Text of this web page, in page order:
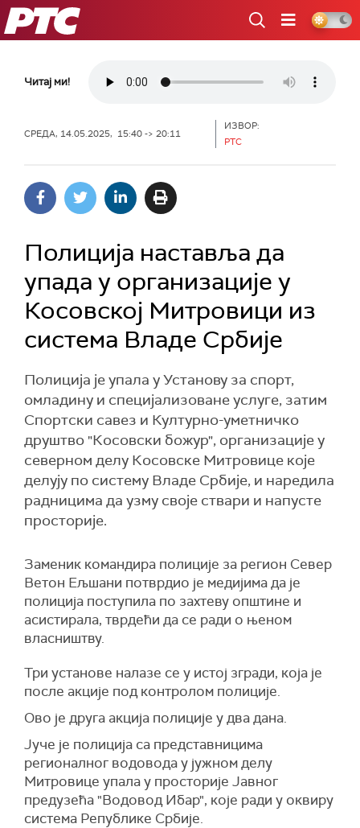
РТС
Читај ми!
СРЕДА, 14.05.2025, 15:40 -> 20:11
ИЗВОР:
РТС
Полиција наставља да
упада у организације у
Косовској Митровици из
система Владе Србије
Полиција је упала у Установу за спорт,
омладину и специјализоване услуге, затим
Спортски савез и Културно-уметничко
друштво "Косовски божур", организације у
северном делу Косовске Митровице које
делују по систему Владе Србије, и наредила
радницима да узму своје ствари и напусте
просторије.
Заменик командира полиције за регион Север
Ветон Ељшани потврдио је медијима да је
полиција поступила по захтеву општине и
асистирала, тврдећи да се ради о њеном
власништву.
Три установе налазе се у истој згради, која је
после акције под контролом полиције.
Ово је друга акција полиције у два дана.
Јуче је полиција са представницима
регионалног водовода у јужном делу
Митровице упала у просторије Јавног
предузећа "Водовод Ибар", које ради у оквиру
система Републике Србије.